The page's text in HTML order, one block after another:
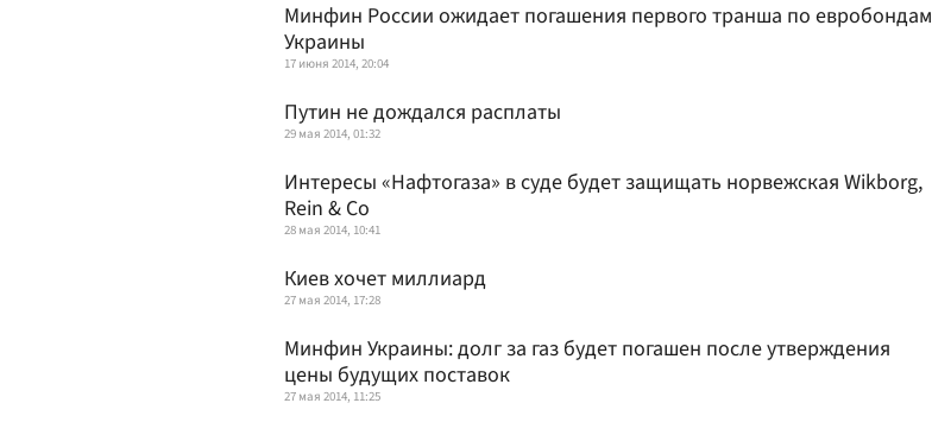
Минфин России ожидает погашения первого транша по евробондам
Украины
17 июня 2014, 20:04
Путин не дождался расплаты
29 мая 2014, 01:32
Интересы «Нафтогаза» в суде будет защищать норвежская Wikborg,
Rein & Co
28 мая 2014, 10:41
Киев хочет миллиард
27 мая 2014, 17:28
Минфин Украины: долг за газ будет погашен после утверждения
цены будущих поставок
27 мая 2014, 11:25